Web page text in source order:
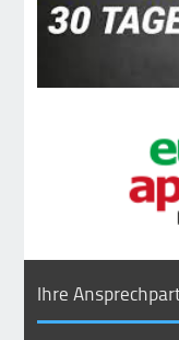
Ihre